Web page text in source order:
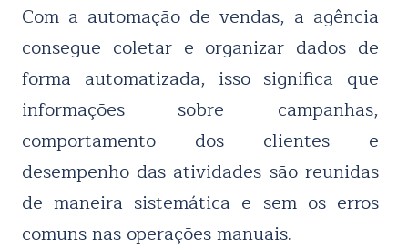
Com a automação de vendas, a agência
consegue coletar e organizar dados de
forma automatizada, isso significa que
informações sobre campanhas,
comportamento dos clientes e
desempenho das atividades são reunidas
de maneira sistemática e sem os erros
comuns nas operações manuais.